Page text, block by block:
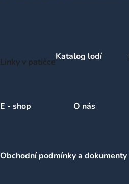
Linky v patičceKatalog lodí
E - shop O nás
Obchodní podmínky a dokumenty